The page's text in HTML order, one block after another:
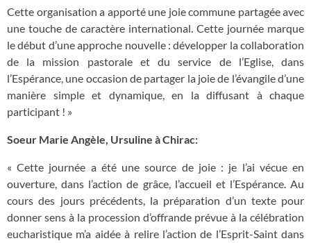
Cette organisation a apporté une joie commune partagée avec
une touche de caractère international. Cette journée marque
le début d’une approche nouvelle : développer la collaboration
de la mission pastorale et du service de l’Eglise, dans
l’Espérance, une occasion de partager la joie de l’évangile d’une
manière simple et dynamique, en la diffusant à chaque
participant ! »
Soeur Marie Angèle, Ursuline à Chirac:
« Cette journée a été une source de joie : je l’ai vécue en
ouverture, dans l’action de grâce, l’accueil et l’Espérance. Au
cours des jours précédents, la préparation d’un texte pour
donner sens à la procession d’offrande prévue à la célébration
eucharistique m’a aidée à relire l’action de l’Esprit-Saint dans